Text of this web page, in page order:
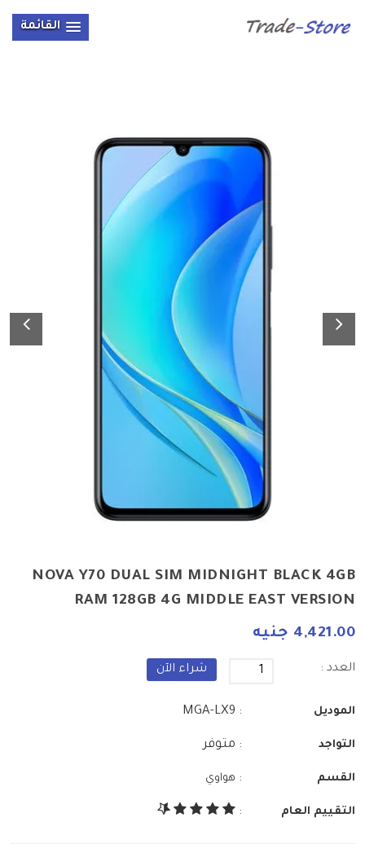
القائمة
NOVA Y70 DUAL SIM MIDNIGHT BLACK 4GB
RAM 128GB 4G MIDDLE EAST VERSION
4,421.00 جنيه
العدد : شراء الآن
الموديل : MGA-LX9
التواجد : متوفر
القسم : هواوي
التقييم العام :